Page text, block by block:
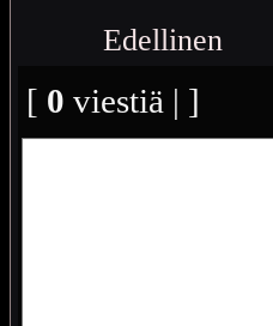
Edellinen
[ 0 viestiä | ]